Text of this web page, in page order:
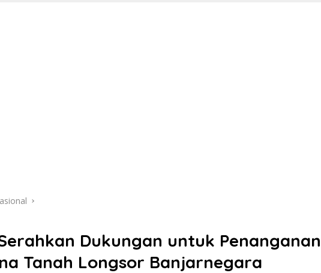
Dukungan untuk Penanganan
Tanah Longsor Banjarnegara